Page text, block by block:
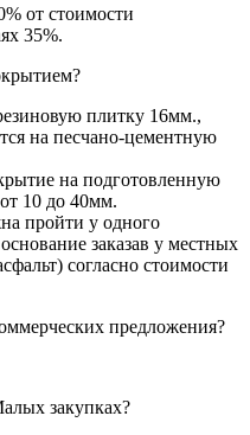
от стоимости
35%.
плитку 16мм.,
на песчано-цементную
на подготовленную
10 до 40мм.
пройти у одного
заказав у местных
согласно стоимости
предложения?
закупках?